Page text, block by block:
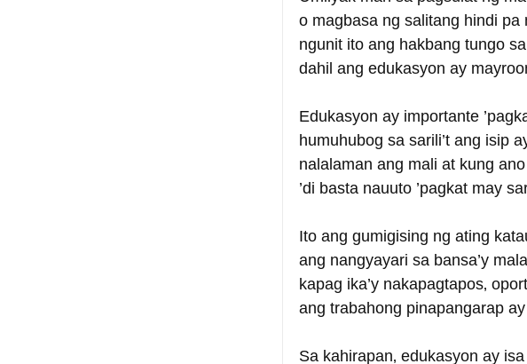
o magbasa ng salitang hindi pa
ngunit ito ang hakbang tungo
dahil ang edukasyon ay
Edukasyon ay importante
humuhubog sa sarili’t ang isip
nalalaman ang mali at kung ano
’di basta nauuto ’pagkat may
Ito ang gumigising ng ating
ang nangyayari sa bansa’y
kapag ika’y nakapagtapos‚
ang trabahong pinapangarap
Sa kahirapan‚ edukasyon ay